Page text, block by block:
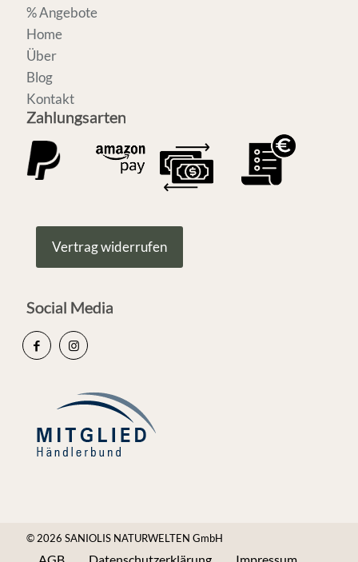
% Angebote
Home
Über
Blog
Kontakt
Zahlungsarten
Vertrag widerrufen
Social Media
© 2026 SANIOLIS NATURWELTEN GmbH